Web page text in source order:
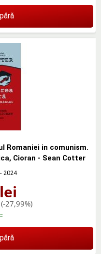
Romaniei in comunism.
Cioran - Sean Cotter
- 2024
lei
(-27,99%)